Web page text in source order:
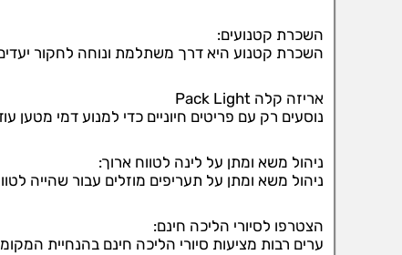
השכרת קטנועים:
השכרת קטנוע היא דרך משתלמת ונוחה לחקור
אריזה קלה Pack Light
נוסעים רק עם פריטים חיוניים כדי למנוע דמי מטען
ניהול משא ומתן על לינה לטווח ארוך:
ניהול משא ומתן על תעריפים מוזלים עבור שהייה
הצטרפו לסיורי הליכה חינם:
ערים רבות מציעות סיורי הליכה חינם בהנחיית